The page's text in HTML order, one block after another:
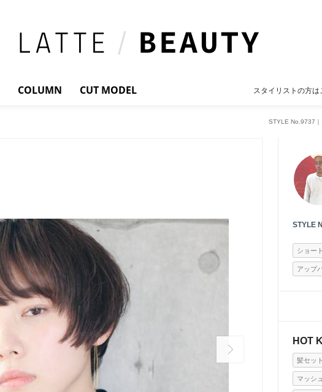
COLUMN CUT MODEL スタイリストの方は
STYLE No.9737｜
STYLE
ショート
アップ
HOT
髪セット
マッシュ